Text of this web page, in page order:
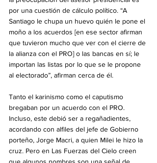
por una cuestión de cálculo político. “A
Santiago le chupa un huevo quién le pone el
moño a los acuerdos [en ese sector afirman
que tuvieron mucho que ver con el cierre de
la alianza con el PRO] o las bancas en sí; le
importan las listas por lo que se le propone
al electorado”, afirman cerca de él.
Tanto el karinismo como el caputismo
bregaban por un acuerdo con el PRO.
Incluso, este debió ser a regañadientes,
acordando con alfiles del jefe de Gobierno
porteño, Jorge Macri, a quien Milei le hizo la
cruz. Pero en Las Fuerzas del Cielo creen
que algunos nombres son una señal de